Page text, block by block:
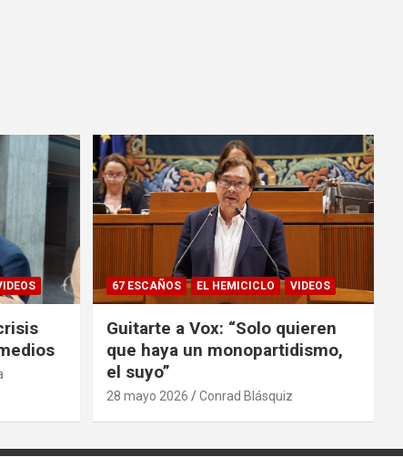
67 ESCAÑOS EL HEMICICLO VIDEOS
Guitarte a Vox: “Solo quieren
que haya un monopartidismo,
el suyo”
28 mayo 2026 Conrad Blásquiz